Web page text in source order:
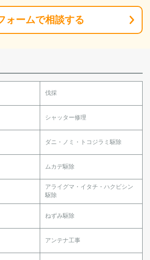
ォームで相談する
伐採
シャッター修理
ダニ・ノミ・トコジラミ駆除
ムカデ駆除
アライグマ・イタチ・ハクビシン
駆除
ねずみ駆除
アンテナ工事